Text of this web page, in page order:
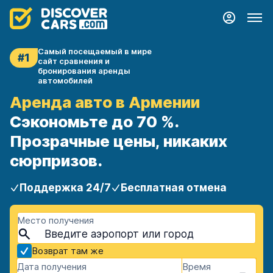
#1
Самый посещаемый в мире
сайт сравнения и
бронирования аренды
автомобилей
Аренда авто в Армении
Сэкономьте до 70 %.
Прозрачные цены, никаких
сюрпризов.
Поддержка 24/7 Бесплатная отмена
Место получения
Возврат там же
Дата получения
Время